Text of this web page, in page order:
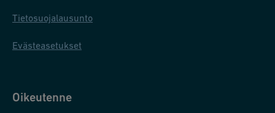
Tietosuojalausunto
Evästeasetukset
Oikeutenne